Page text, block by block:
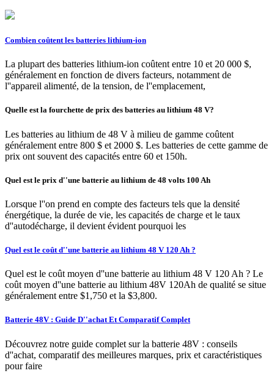
Combien coûtent les batteries lithium-ion
La plupart des batteries lithium-ion coûtent entre 10 et 20 000 $,
généralement en fonction de divers facteurs, notamment de
l''appareil alimenté, de la tension, de l''emplacement,
Quelle est la fourchette de prix des batteries au lithium 48 V?
Les batteries au lithium de 48 V à milieu de gamme coûtent
généralement entre 800 $ et 2000 $. Les batteries de cette gamme de
prix ont souvent des capacités entre 60 et 150h.
Quel est le prix d''une batterie au lithium de 48 volts 100 Ah
Lorsque l''on prend en compte des facteurs tels que la densité
énergétique, la durée de vie, les capacités de charge et le taux
d''autodécharge, il devient évident pourquoi les
Quel est le coût d''une batterie au lithium 48 V 120 Ah ?
Quel est le coût moyen d''une batterie au lithium 48 V 120 Ah ? Le
coût moyen d''une batterie au lithium 48V 120Ah de qualité se situe
généralement entre $1,750 et la $3,800.
Batterie 48V : Guide D''achat Et Comparatif Complet
Découvrez notre guide complet sur la batterie 48V : conseils
d''achat, comparatif des meilleures marques, prix et caractéristiques
pour faire